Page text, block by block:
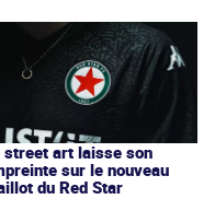
street art laisse son
sur le nouveau
du Red Star